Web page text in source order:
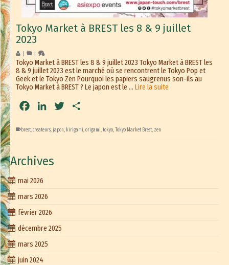
Tokyo Market à BREST les 8 & 9 juillet
2023
Tokyo Market à BREST les 8 & 9 juillet 2023 Tokyo Market à BREST les
8 & 9 juillet 2023 est le marché où se rencontrent le Tokyo Pop et
Geek et le Tokyo Zen Pourquoi les papiers saugrenus son-ils au
Tokyo Market à BREST ? Le japon est le … Lire la suite
FacebookLinkedInTwitter
brest,createurs,japon, kirigami,origami,tokyo,Tokyo Market Brest, zen
Archives
mai 2026
mars 2026
février 2026
décembre 2025
mars 2025
juin 2024